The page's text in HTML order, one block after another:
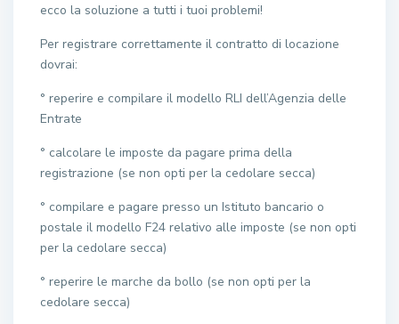
ecco la soluzione a tutti i tuoi problemi!
Per registrare correttamente il contratto di locazione
dovrai:
° reperire e compilare il modello RLI dell’Agenzia delle
Entrate
° calcolare le imposte da pagare prima della
registrazione (se non opti per la cedolare secca)
° compilare e pagare presso un Istituto bancario o
postale il modello F24 relativo alle imposte (se non opti
per la cedolare secca)
° reperire le marche da bollo (se non opti per la
cedolare secca)